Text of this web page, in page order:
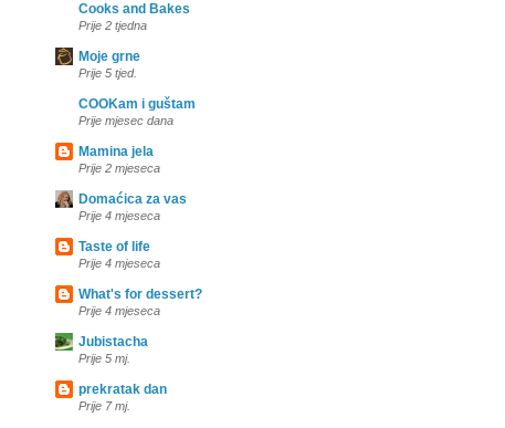
Cooks and Bakes
Prije 2 tjedna
Moje grne
Prije 5 tjed.
COOKam i guštam
Prije mjesec dana
Mamina jela
Prije 2 mjeseca
Domaćica za vas
Prije 4 mjeseca
Taste of life
Prije 4 mjeseca
What's for dessert?
Prije 4 mjeseca
Jubistacha
Prije 5 mj.
prekratak dan
Prije 7 mj.